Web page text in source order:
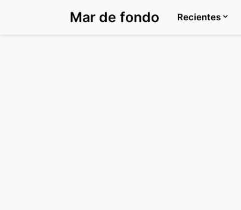
Mar de fondo Recientes